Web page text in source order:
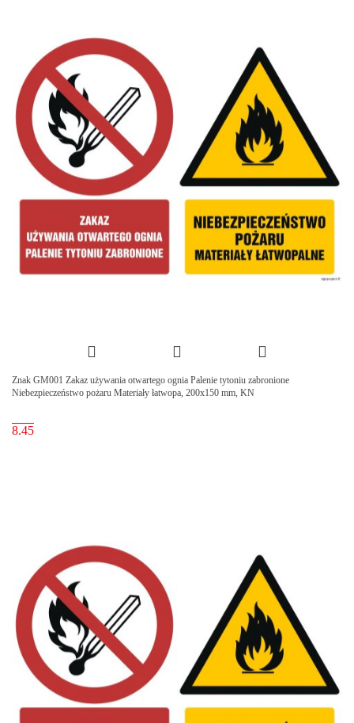
Znak GM001 Zakaz używania otwartego ognia Palenie tytoniu zabronione
Niebezpieczeństwo pożaru Materiały łatwopa, 200x150 mm, KN
8.45